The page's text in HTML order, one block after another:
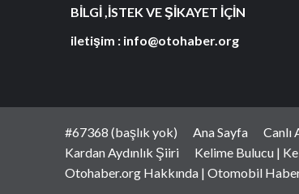
BİLGİ ,İSTEK VE ŞİKAYET İÇİN
iletişim : info@otohaber.org
#67368 (başlık yok) Ana Sayfa Canlı
Kardan Aydınlık Şiiri
Kelime Bulucu |
Otohaber.org Hakkında | Otomobil